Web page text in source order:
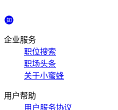
企业服务
职位搜索
职场头条
关于小蜜蜂
用户帮助
用户服务协议